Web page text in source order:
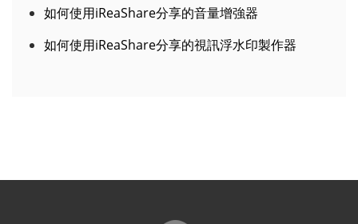
如何使用iReaShare分享的視訊浮水印製作器